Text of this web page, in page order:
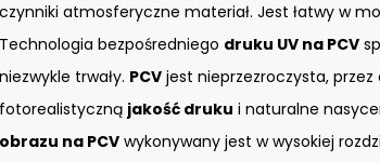
czynniki atmosferyczne materiał. Jest łatwy w
Technologia bezpośredniego druku UV na PCV
niezwykle trwały. PCV jest nieprzezroczysta,
fotorealistyczną jakość druku i naturalne
obrazu na PCV wykonywany jest w wysokiej